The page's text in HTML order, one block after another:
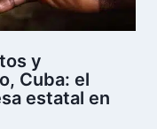
y
Cuba: el
estatal en